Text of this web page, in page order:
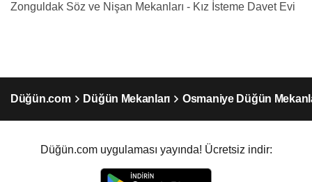
Zonguldak Söz ve Nişan Mekanları - Kız İsteme Davet Evi
Düğün.com Düğün Mekanları Osmaniye Düğün
Düğün.com uygulaması yayında! Ücretsiz indir: